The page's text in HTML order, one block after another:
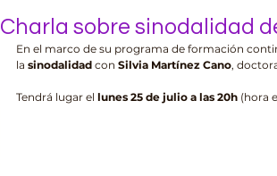
Charla sobre sinodalidad
En el marco de su programa de formación
la sinodalidad con Silvia Martínez Cano,
Tendrá lugar el lunes 25 de julio a las 20h (hora